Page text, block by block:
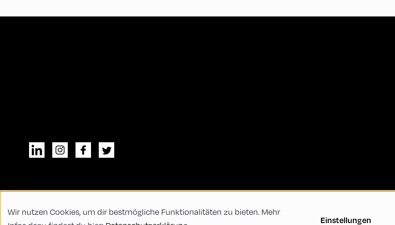
© All rights reserved Allgemeine Geschäftsbedingungen
Wir nutzen Cookies, um dir bestmögliche Funktionalitäten zu bieten. Mehr
Einstellungen